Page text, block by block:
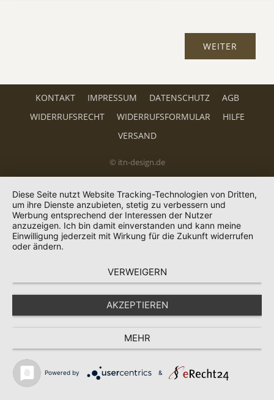
KONTAKT IMPRESSUM DATENSCHUTZ
AGB
WIDERRUFSRECHT
WIDERRUFSFORMULAR
HILFE
VERSAND
© itn-design.de
Diese Seite nutzt Website Tracking-Technologien von Dritten,
um ihre Dienste anzubieten, stetig zu verbessern und
Werbung entsprechend der Interessen der Nutzer
anzuzeigen. Ich bin damit einverstanden und kann meine
Einwilligung jederzeit mit Wirkung für die Zukunft widerrufen
oder ändern.
VERWEIGERN
AKZEPTIEREN
MEHR
Powered by &